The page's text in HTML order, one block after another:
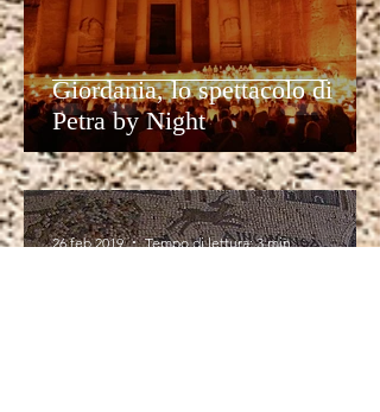
Giordania, lo spettacolo di
Petra by Night
26 feb 2019 Tempo di lettura: 3 min